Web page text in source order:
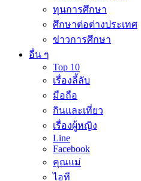
ทุนการศึกษา
ศึกษาต่อต่างประเทศ
ข่าวการศึกษา
อื่น ๆ
Top 10
เรื่องลี้ลับ
มือถือ
กินและเที่ยว
เรื่องผู้หญิง
Line
Facebook
คุณแม่
ไอที